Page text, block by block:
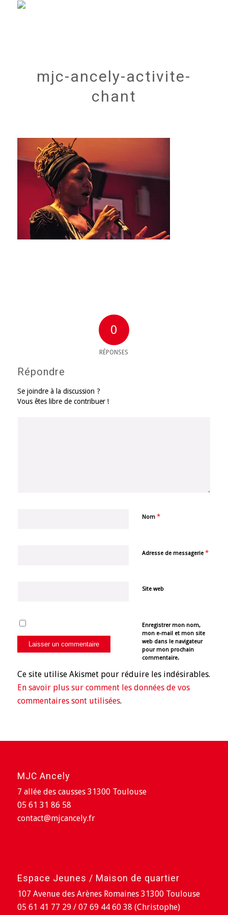
mjc-ancely-activite-
chant
0
RÉPONSES
Répondre
Se joindre à la discussion ?
Vous êtes libre de contribuer !
Nom *
Adresse de messagerie *
Site web
Enregistrer mon nom,
mon e-mail et mon site
web dans le navigateur
pour mon prochain
commentaire.
Ce site utilise Akismet pour réduire les indésirables.
En savoir plus sur comment les données de vos
commentaires sont utilisées.
MJC Ancely
7 allée des causses 31300 Toulouse
05 61 31 86 58
contact@mjcancely.fr
Espace Jeunes / Maison de quartier
107 Avenue des Arènes Romaines 31300 Toulouse
05 61 41 77 29 / 07 69 44 60 38 (Christophe)